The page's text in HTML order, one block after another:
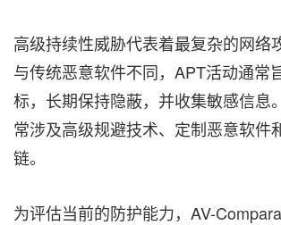
高级持续性威胁代表着最复杂的网络
与传统恶意软件不同，APT活动通常
标，长期保持隐蔽，并收集敏感信息
常涉及高级规避技术、定制恶意软件
链。
为评估当前的防护能力，AV-